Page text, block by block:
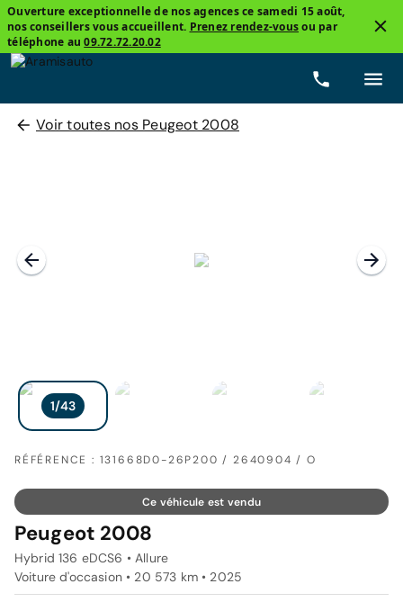
Ouverture exceptionnelle de nos agences ce samedi 15 août,
nos conseillers vous accueillent. Prenez rendez-vousou par
téléphone au09.72.72.20.02
Voir toutes nos Peugeot 2008
RÉFÉRENCE : 131668D0-26P200 / 2640904 / O
Ce véhicule est vendu
Peugeot 2008
Hybrid 136 eDCS6 • Allure
Voiture d'occasion • 20 573 km • 2025